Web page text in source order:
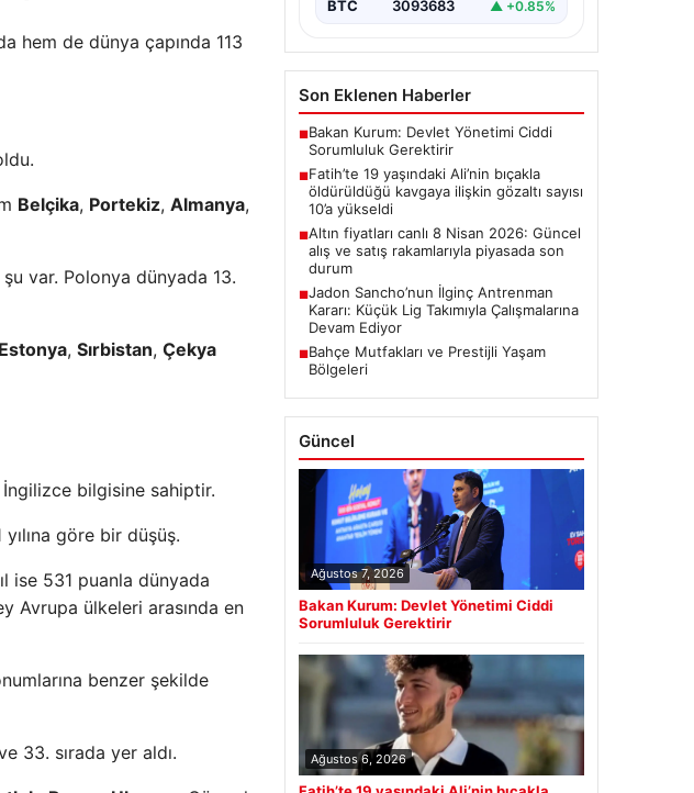
hem de dünya çapında 113
Belçika, Portekiz, Almanya,
şu var. Polonya dünyada 13.
Estonya, Sırbistan, Çekya
İngilizce bilgisine sahiptir.
göre bir düşüş.
ise 531 puanla dünyada
Avrupa ülkeleri arasında en
benzer şekilde
33. sırada yer aldı.
BTC 3093683 ▲ +0.85%
Son Eklenen Haberler
■Bakan Kurum: Devlet Yönetimi Ciddi
Sorumluluk Gerektirir
■Fatih’te 19 yaşındaki Ali’nin bıçakla
öldürüldüğü kavgaya ilişkin gözaltı sayısı
10’a yükseldi
■Altın fiyatları canlı 8 Nisan 2026: Güncel
alış ve satış rakamlarıyla piyasada son
durum
■Jadon Sancho’nun İlginç Antrenman
Kararı: Küçük Lig Takımıyla Çalışmalarına
Devam Ediyor
■Bahçe Mutfakları ve Prestijli Yaşam
Bölgeleri
Güncel
Ağustos 7, 2026
Bakan Kurum: Devlet Yönetimi Ciddi
Sorumluluk Gerektirir
Ağustos 6, 2026